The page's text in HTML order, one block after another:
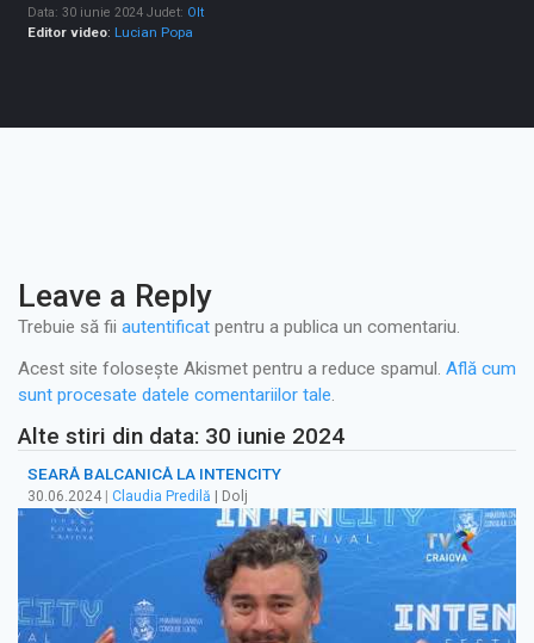
Data: 30 iunie 2024 Judet: Olt
Editor video: Lucian Popa
Leave a Reply
Trebuie să fii autentificat pentru a publica un comentariu.
Acest site folosește Akismet pentru a reduce spamul. Află cum
sunt procesate datele comentariilor tale.
Alte stiri din data: 30 iunie 2024
SEARĂ BALCANICĂ LA INTENCITY
30.06.2024 Claudia Predilă | Dolj